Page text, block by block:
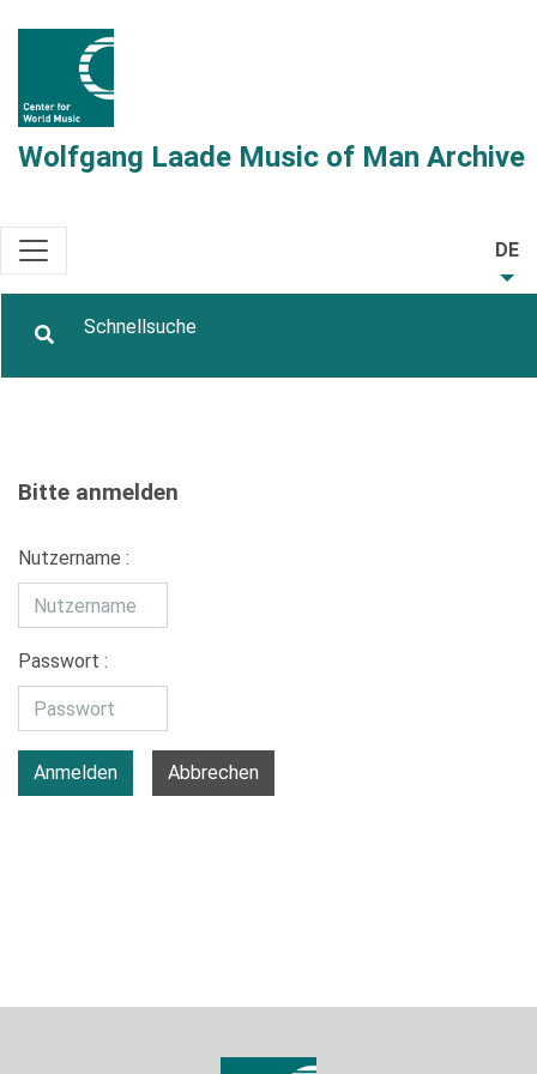
Wolfgang Laade Music of Man Archive
DE
Bitte anmelden
Nutzername :
Passwort :
Anmelden Abbrechen